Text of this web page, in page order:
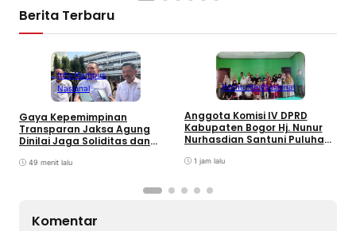
Berita Terbaru
Info Kampus
Nasional
Gaya Kepemimpinan
Transparan Jaksa Agung
Dinilai Jaga Soliditas dan
Adhyaksa
49 menit lalu
KomunitasNasional
Anggota Komisi IV DPRD
Kabupaten Bogor Hj. Nunur
Nurhasdian Santuni Puluhan
1 jam lalu
Komentar